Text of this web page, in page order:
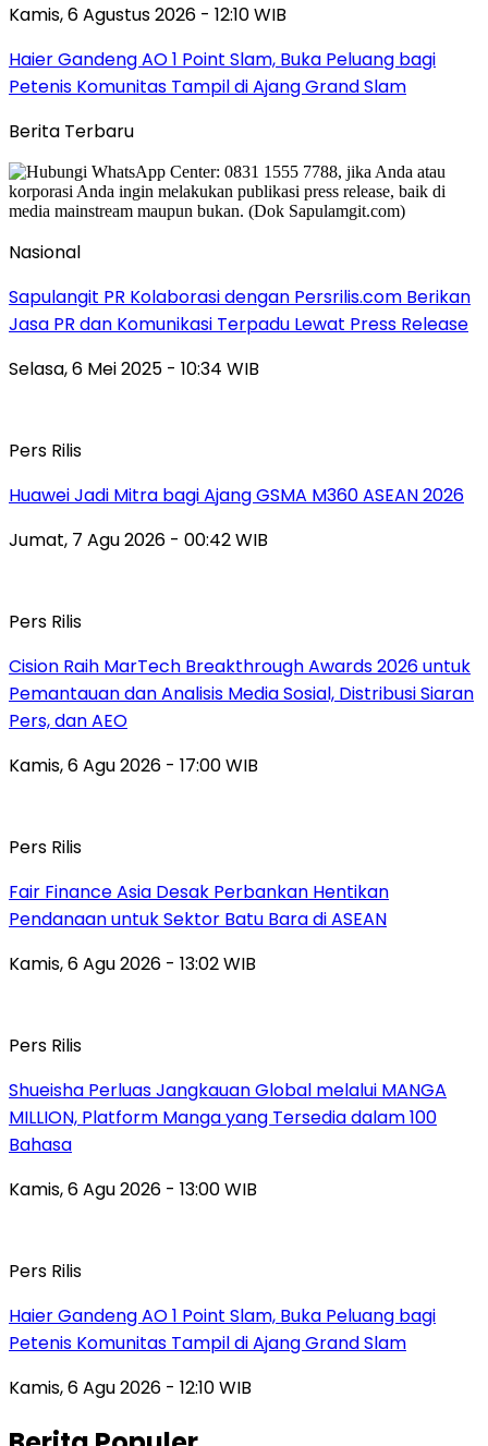
Kamis, 6 Agustus 2026 - 12:10 WIB
Haier Gandeng AO 1 Point Slam, Buka Peluang bagi
Petenis Komunitas Tampil di Ajang Grand Slam
Berita Terbaru
Nasional
Sapulangit PR Kolaborasi dengan Persrilis.com Berikan
Jasa PR dan Komunikasi Terpadu Lewat Press Release
Selasa, 6 Mei 2025 - 10:34 WIB
Pers Rilis
Huawei Jadi Mitra bagi Ajang GSMA M360 ASEAN 2026
Jumat, 7 Agu 2026 - 00:42 WIB
Pers Rilis
Cision Raih MarTech Breakthrough Awards 2026 untuk
Pemantauan dan Analisis Media Sosial, Distribusi Siaran
Pers, dan AEO
Kamis, 6 Agu 2026 - 17:00 WIB
Pers Rilis
Fair Finance Asia Desak Perbankan Hentikan
Pendanaan untuk Sektor Batu Bara di ASEAN
Kamis, 6 Agu 2026 - 13:02 WIB
Pers Rilis
Shueisha Perluas Jangkauan Global melalui MANGA
MILLION, Platform Manga yang Tersedia dalam 100
Bahasa
Kamis, 6 Agu 2026 - 13:00 WIB
Pers Rilis
Haier Gandeng AO 1 Point Slam, Buka Peluang bagi
Petenis Komunitas Tampil di Ajang Grand Slam
Kamis, 6 Agu 2026 - 12:10 WIB